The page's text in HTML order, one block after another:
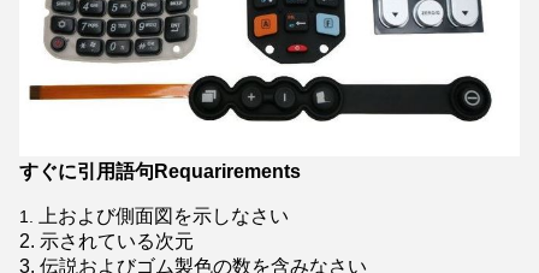
すぐに引用語句Requarirements
1.
上および側面図を示しなさい
2. 示されている次元
3. 伝説およびゴム製色の数を含みなさい